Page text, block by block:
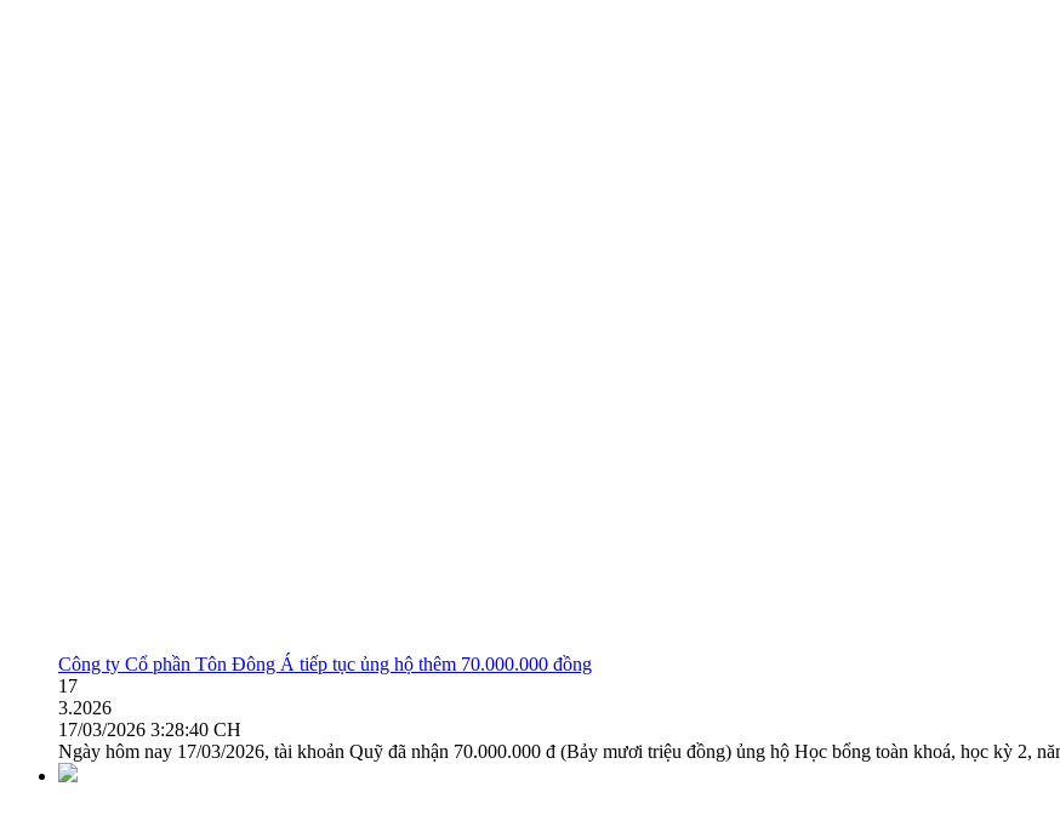
Công ty Cổ phần Tôn Đông Á tiếp tục ủng hộ thêm 70.000.000 đồng
17
3.2026
17/03/2026 3:28:40 CH
Ngày hôm nay 17/03/2026, tài khoản Quỹ đã nhận 70.000.000 đ (Bảy mươi triệu đồng) ủng hộ Học bổng toàn khoá, học kỳ 2,